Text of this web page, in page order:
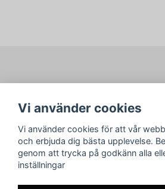
Köpvillkor
Logga in
Glömt
Sociala medier
Vi använder cookies
Vi använder cookies för att vår
och erbjuda dig bästa upplevelse.
genom att trycka på godkänn alla
inställningar